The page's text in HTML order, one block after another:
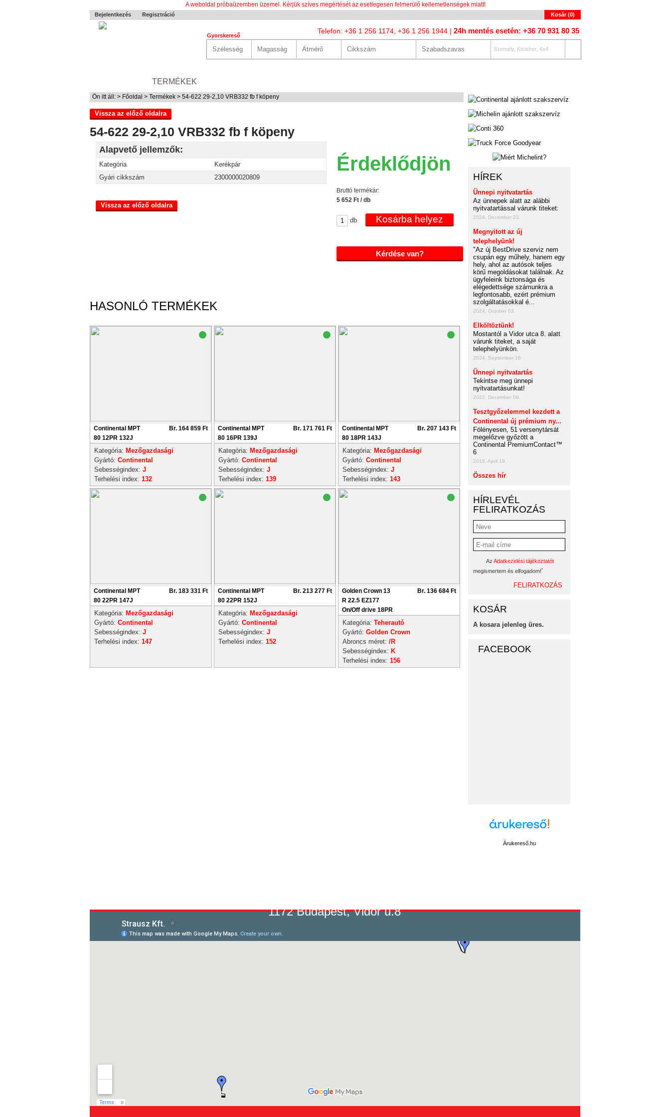
A weboldal próbaüzemben üzemel. Kérjük szíves megértését az esetlegesen felmerülő kellemetlenségek miatt!
Bejelentkezés Regisztráció Kosár (0)
Telefon: +36 1 256 1174, +36 1 256 1944 | 24h mentés esetén: +36 70 931 80 35
Gyorskereső
Személy, Kisteher, 4x4
TERMÉKEK
Ön itt áll: > Főoldal > Termékek > 54-622 29-2,10 VRB332 fb f köpeny
Vissza az előző oldalra
54-622 29-2,10 VRB332 fb f köpeny
Alapvető jellemzők:
Kategória
Kerékpár
Gyári cikkszám
2300000020809
Vissza az előző oldalra
Érdeklődjön
Bruttó termékár:
5 652 Ft / db
db
Kérdése van?
HASONLÓ TERMÉKEK
Continental MPT
80 12PR 132J
Br. 164 859 Ft
Kategória: Mezőgazdasági
Gyártó: Continental
Sebességindex: J
Terhelési index: 132
Continental MPT
80 16PR 139J
Br. 171 761 Ft
Kategória: Mezőgazdasági
Gyártó: Continental
Sebességindex: J
Terhelési index: 139
Continental MPT
80 18PR 143J
Br. 207 143 Ft
Kategória: Mezőgazdasági
Gyártó: Continental
Sebességindex: J
Terhelési index: 143
Continental MPT
80 22PR 147J
Br. 183 331 Ft
Kategória: Mezőgazdasági
Gyártó: Continental
Sebességindex: J
Terhelési index: 147
Continental MPT
80 22PR 152J
Br. 213 277 Ft
Kategória: Mezőgazdasági
Gyártó: Continental
Sebességindex: J
Terhelési index: 152
Golden Crown 13
R 22.5 EZ177
On/Off drive 18PR
Br. 136 684 Ft
Kategória: Teherautó
Gyártó: Golden Crown
Abroncs méret: /R
Sebességindex: K
Terhelési index: 156
HÍREK
Ünnepi nyitvatartás
Az ünnepek alatt az alábbi
nyitvatartással várunk titeket:
2024. December 23.
Megnyitott az új
telephelyünk!
"Az új BestDrive szerviz nem
csupán egy műhely, hanem egy
hely, ahol az autósok teljes
körű megoldásokat találnak. Az
ügyfeleink biztonsága és
elégedettsége számunkra a
legfontosabb, ezért prémium
szolgáltatásokkal é...
2024. October 03.
Elköltöztünk!
Mostantól a Vidor utca 8. alatt
várunk titeket, a saját
telephelyünkön.
2024. September 16.
Ünnepi nyitvatartás
Tekintse meg ünnepi
nyitvatartásunkat!
2022. December 09.
Tesztgyőzelemmel kezdett a
Continental új prémium ny...
Fölényesen, 51 versenytársát
megelőzve győzött a
Continental PremiumContact™
6
2018. April 19.
Összes hír
HÍRLEVÉL
FELIRATKOZÁS
Az Adatkezelési tájékoztatót
megismertem és elfogadom!*
KOSÁR
A kosara jelenleg üres.
FACEBOOK
Árukereső.hu
1172 Budapest, Vidor u.8